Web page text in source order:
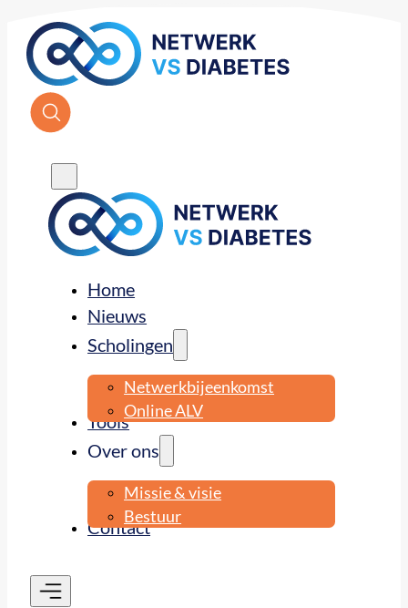
Home
Nieuws
Scholingen
Netwerkbijeenkomst
Online ALV
Tools
Over ons
Missie & visie
Bestuur
Contact